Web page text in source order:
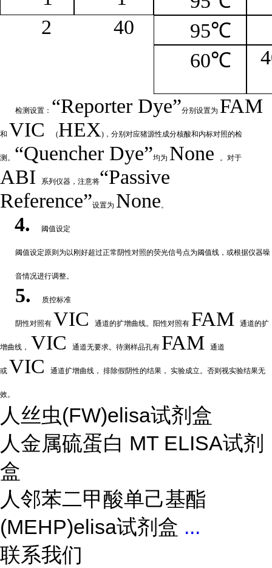
2
40
95℃
60℃
4
检测设置： “Reporter Dye”分别设置为 FAM
和 VIC(HEX)，分别对应猪源性成分核酸和内标对照的检
测。 “Quencher Dye”均为 None 。对于
ABI 系列仪器，注意将“Passive
Reference”设置为 None。
4. 阈值设定
阈值设定原则为以刚好超过正常阴性对照的荧光信号点为阈值线，或根据仪器噪
音情况进行调整。
5. 质控标准
阴性对照有 VIC通道的扩增曲线。阳性对照有 FAM通道的扩
增曲线， VIC通道无要求。待测样品孔有 FAM通道
或 VIC 通道扩增曲线， 排除假阴性的结果， 实验成立。否则视实验结果无
效。
人丝虫(FW)elisa试剂盒
人金属硫蛋白 MT ELISA试剂
盒
人邻苯二甲酸单己基酯
(MEHP)elisa试剂盒 ...
联系我们